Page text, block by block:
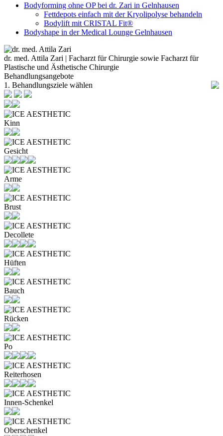
Bodyforming ohne OP bei dr. Zari in Gelnhausen
Fettdepots einfach mit der Kryolipolyse behandeln
Bodylift mit CRISTAL Fit®
Bodyshape in der Medical Lounge Gelnhausen
dr. med. Attila Zari | Facharzt für Chirurgie sowie Facharzt für
Plastische und Ästhetische Chirurgie
Behandlungsangebote
1. Behandlungsziele wählen
Kinn
Gesicht
Arme
Brust
Decollete
Hüften
Bauch
Rücken
Po
Reiterhosen
Innen-Schenkel
Oberschenkel